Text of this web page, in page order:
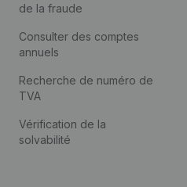
de la fraude
Consulter des comptes
annuels
Recherche de numéro de
TVA
Vérification de la
solvabilité